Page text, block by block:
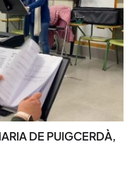
DE PUIGCERDÀ,